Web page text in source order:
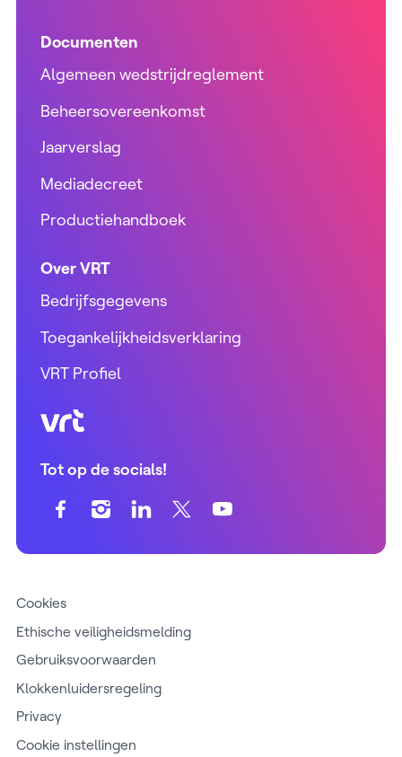
Documenten
Algemeen wedstrijdreglement
Beheersovereenkomst
Jaarverslag
Mediadecreet
Productiehandboek
Over VRT
Bedrijfsgegevens
Toegankelijkheidsverklaring
VRT Profiel
VRT (home)
Tot op de socials!
Cookies
Ethische veiligheidsmelding
Gebruiksvoorwaarden
Klokkenluidersregeling
Privacy
Cookie instellingen